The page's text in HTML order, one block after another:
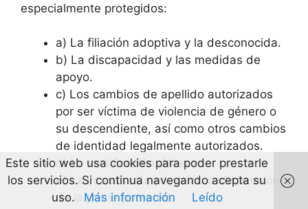
especialmente protegidos:
a) La filiación adoptiva y la desconocida.
b) La discapacidad y las medidas de
apoyo.
c) Los cambios de apellido autorizados
por ser víctima de violencia de género o
su descendiente, así como otros cambios
de identidad legalmente autorizados.
d) La rectificación del sexo.
e) Las causas de privación o suspensión
de la patria potestad.
Este sitio web usa cookies para poder prestarle
los servicios. Si continua navegando acepta su
uso.
Más información Leído